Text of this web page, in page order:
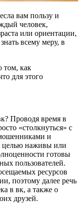
вам пользу и
человек,
или ориентации,
всему меру, в
том, как
для этого
Проводя время в
«столкнуться» с
и
целью наживы или
готовы
пользователей.
ресурсов
поэтому далее речь
в вк, а также о
друзей.